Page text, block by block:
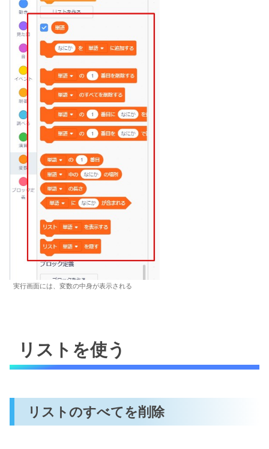
実行画面には、変数の中身が表示される
リストを使う
リストのすべてを削除